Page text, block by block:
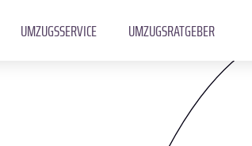
UMZUGSSERVICE UMZUGSRATGEBER